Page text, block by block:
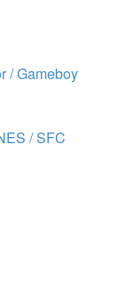
/ Gameboy
/ SFC